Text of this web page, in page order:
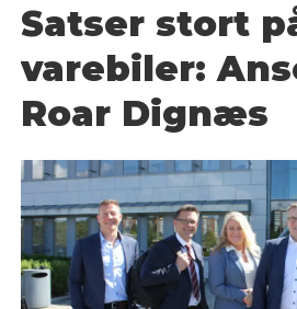
Satser stort
varebiler:
Roar Dignæs